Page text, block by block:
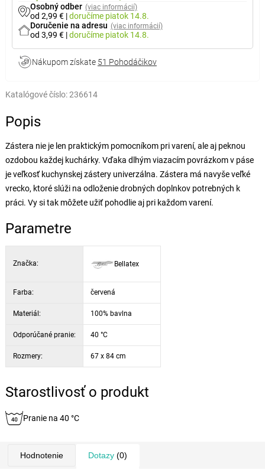
Osobný odber (viac informácií)
od 2,99 € |doručíme piatok 14.8.
Doručenie na adresu (viac informácií)
od 3,99 € |doručíme piatok 14.8.
Nákupom získate 51 Pohodáčikov
Katalógové číslo:236614
Popis
Zástera nie je len praktickým pomocníkom pri varení, ale aj peknou
ozdobou každej kuchárky. Vďaka dlhým viazacím povrázkom v páse
je veľkosť kuchynskej zástery univerzálna. Zástera má navyše veľké
vrecko, ktoré slúži na odloženie drobných doplnkov potrebných k
práci. Vy si tak môžete užiť pohodlie aj pri každom varení.
Parametre
Značka: Bellatex
Farba: červená
Materiál: 100% bavlna
Odporúčané pranie: 40 °C
Rozmery: 67 x 84 cm
Starostlivosť o produkt
Pranie na 40 °C
Hodnotenie Dotazy(0)